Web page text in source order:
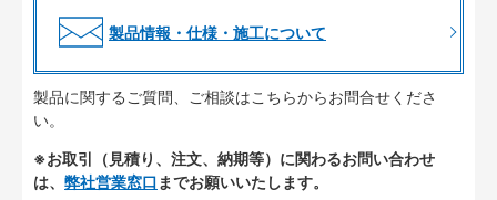
製品情報・仕様・施工について
製品に関するご質問、ご相談はこちらからお問合せくださ
い。
※お取引（見積り、注文、納期等）に関わるお問い合わせ
は、 弊社営業窓口 までお願いいたします。